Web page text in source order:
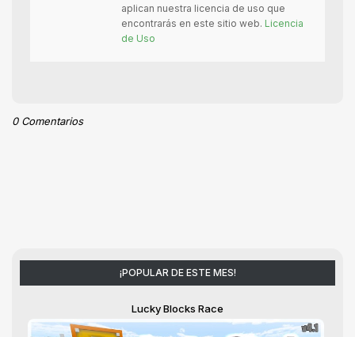
aplican nuestra licencia de uso que
encontrarás en este sitio web. Licencia
de Uso
0 Comentarios
¡POPULAR DE ESTE MES!
Lucky Blocks Race